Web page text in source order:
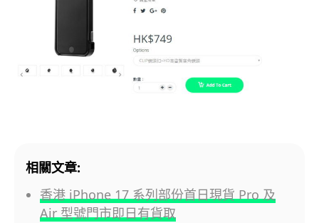
相關文章:
香港 iPhone 17 系列部份首日現貨 Pro 及
Air 型號門市即日有貨取